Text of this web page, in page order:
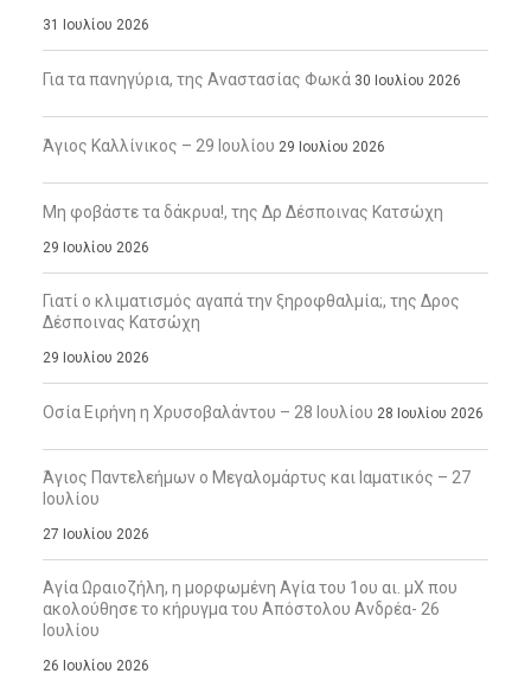
31 Ιουλίου 2026
Για τα πανηγύρια, της Αναστασίας Φωκά 30 Ιουλίου 2026
Άγιος Καλλίνικος – 29 Ιουλίου 29 Ιουλίου 2026
Μη φοβάστε τα δάκρυα!, της Δρ Δέσποινας Κατσώχη
29 Ιουλίου 2026
Γιατί ο κλιματισμός αγαπά την ξηροφθαλμία;, της Δρος
Δέσποινας Κατσώχη
29 Ιουλίου 2026
Οσία Ειρήνη η Χρυσοβαλάντου – 28 Ιουλίου 28 Ιουλίου 2026
Άγιος Παντελεήμων ο Μεγαλομάρτυς και Ιαματικός – 27
Ιουλίου
27 Ιουλίου 2026
Αγία Ωραιοζήλη, η μορφωμένη Αγία του 1ου αι. μΧ που
ακολούθησε το κήρυγμα του Απόστολου Ανδρέα- 26
Ιουλίου
26 Ιουλίου 2026